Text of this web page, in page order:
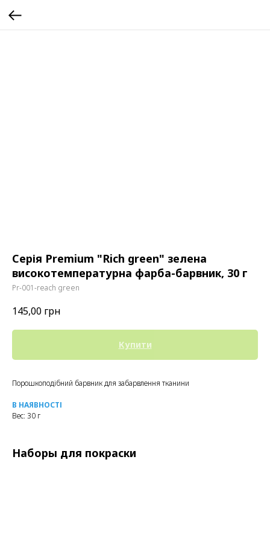
Серія Premium "Rich green" зелена
високотемпературна фарба-барвник, 30 г
Pr-001-reach green
145,00 грн
Купити
Порошкоподібний барвник для забарвлення тканини
В НАЯВНОСТІ
Вес: 30 г
Наборы для покраски